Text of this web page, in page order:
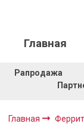
Главная
Рапродажа
Главная